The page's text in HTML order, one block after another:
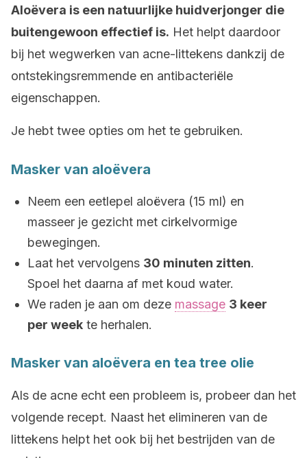
Aloëvera is een natuurlijke huidverjonger die
buitengewoon effectief is. Het helpt daardoor
bij het wegwerken van acne-littekens dankzij de
ontstekingsremmende en antibacteriële
eigenschappen.
Je hebt twee opties om het te gebruiken.
Masker van aloëvera
Neem een eetlepel aloëvera (15 ml) en
masseer je gezicht met cirkelvormige
bewegingen.
Laat het vervolgens 30 minuten zitten.
Spoel het daarna af met koud water.
We raden je aan om deze massage 3 keer
per week te herhalen.
Masker van aloëvera en tea tree olie
Als de acne echt een probleem is, probeer dan het
volgende recept. Naast het elimineren van de
littekens helpt het ook bij het bestrijden van de